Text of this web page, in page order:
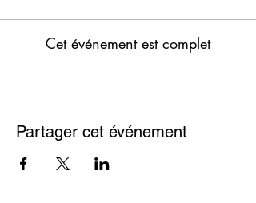
Cet événement est complet
Partager cet événement